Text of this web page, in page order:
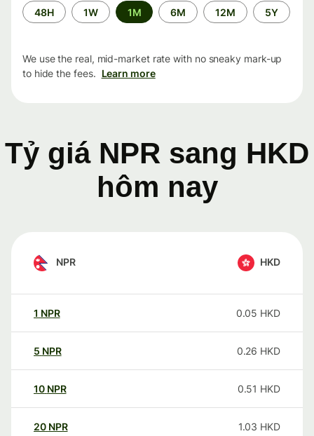
Time
period
48H 1W 1M 6M 12M 5Y
We use the real, mid-market rate with no sneaky mark-up
to hide the fees. Learn more
Tỷ giá NPR sang HKD
hôm nay
NPR HKD
1 NPR 0.05 HKD
5 NPR 0.26 HKD
10 NPR 0.51 HKD
20 NPR 1.03 HKD